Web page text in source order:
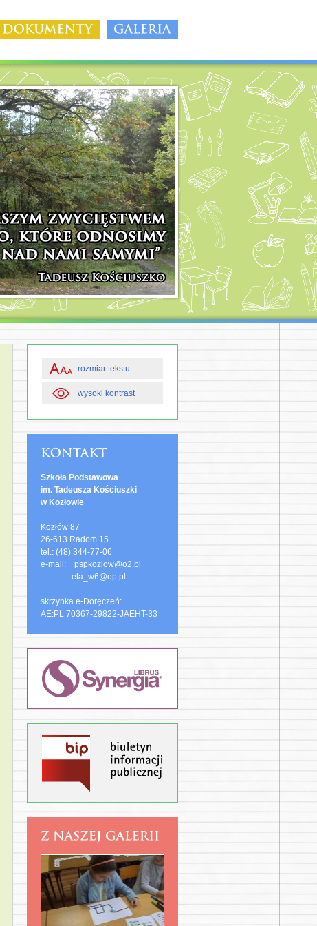
rozmiar tekstu
wysoki kontrast
Szkoła Podstawowa
im. Tadeusza Kościuszki
w Kozłowie
Kozłów 87
26-613 Radom 15
tel.: (48) 344-77-06
e-mail: pspkozlow@o2.pl
ela_w6@op.pl
skrzynka e-Doręczeń:
AE:PL 70367-29822-JAEHT-33